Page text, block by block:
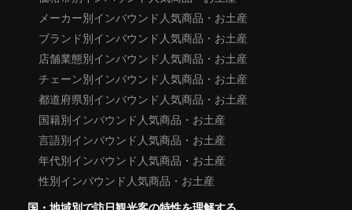
メーカー別インバウンド人気商品・お土産
ブランド別インバウンド人気商品・お土産
店舗業態別インバウンド人気商品・お土産
チェーン別インバウンド人気商品・お土産
都道府県別インバウンド人気商品・お土産
国籍別インバウンド人気商品・お土産
言語別インバウンド人気商品・お土産
年代別インバウンド人気商品・お土産
性別インバウンド人気商品・お土産